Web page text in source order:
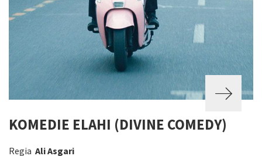
KOMEDIE ELAHI (DIVINE COMEDY)
Regia Ali Asgari